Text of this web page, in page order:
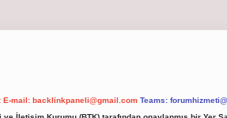
E-mail: backlinkpaneli@gmail.com Teams: